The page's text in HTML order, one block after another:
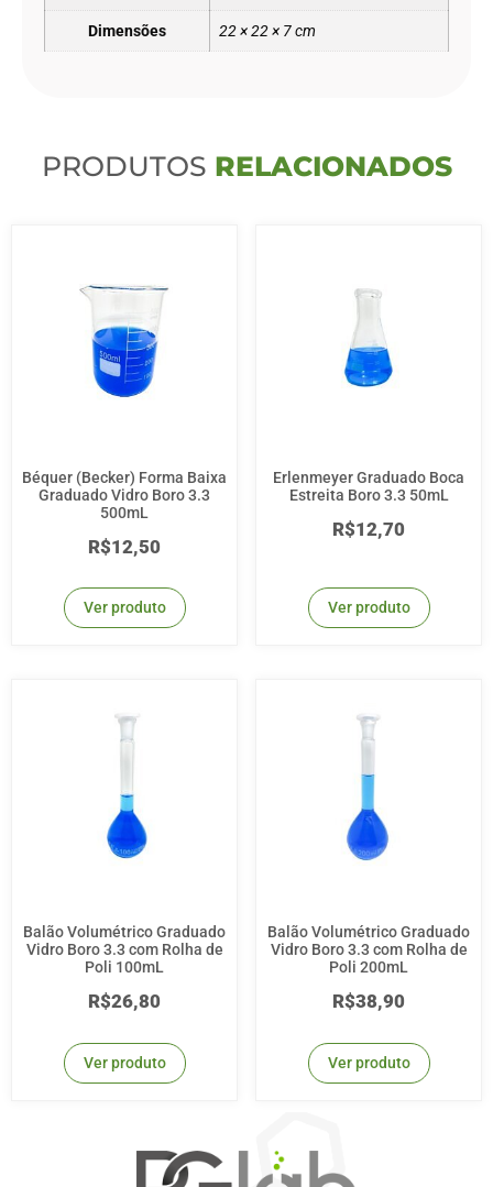
Dimensões 22 × 22 × 7 cm
PRODUTOS RELACIONADOS
Béquer (Becker) Forma Baixa
Graduado Vidro Boro 3.3
500mL
R$12,50
Ver produto
Erlenmeyer Graduado Boca
Estreita Boro 3.3 50mL
R$12,70
Ver produto
Balão Volumétrico Graduado
Vidro Boro 3.3 com Rolha de
Poli 100mL
R$26,80
Ver produto
Balão Volumétrico Graduado
Vidro Boro 3.3 com Rolha de
Poli 200mL
R$38,90
Ver produto